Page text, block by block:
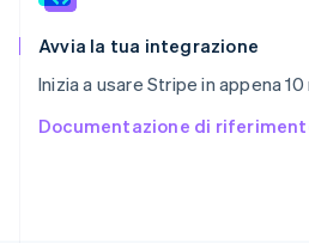
Avvia la tua integrazione
Inizia a usare Stripe in appena
Documentazione di
Slovenia
English Italiano
EspañolEnglish
English Español 简体中文